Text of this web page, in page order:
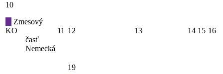
10
Zmesový
KO
časť
Nemecká
11 12 13 14 15 16
19